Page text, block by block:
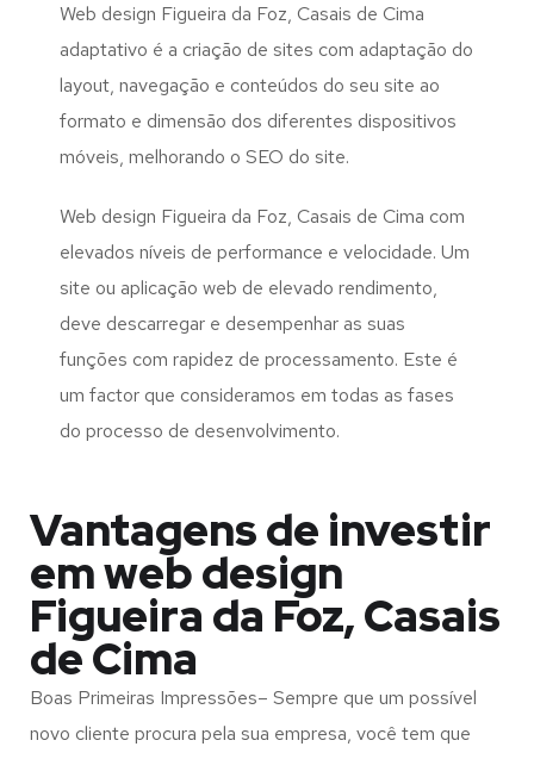
Web design Figueira da Foz, Casais de Cima
adaptativo é a criação de sites com adaptação do
layout, navegação e conteúdos do seu site ao
formato e dimensão dos diferentes dispositivos
móveis, melhorando o SEO do site.
Web design Figueira da Foz, Casais de Cima com
elevados níveis de performance e velocidade. Um
site ou aplicação web de elevado rendimento,
deve descarregar e desempenhar as suas
funções com rapidez de processamento. Este é
um factor que consideramos em todas as fases
do processo de desenvolvimento.
Vantagens de investir
em web design
Figueira da Foz, Casais
de Cima
Boas Primeiras Impressões– Sempre que um possível
novo cliente procura pela sua empresa, você tem que